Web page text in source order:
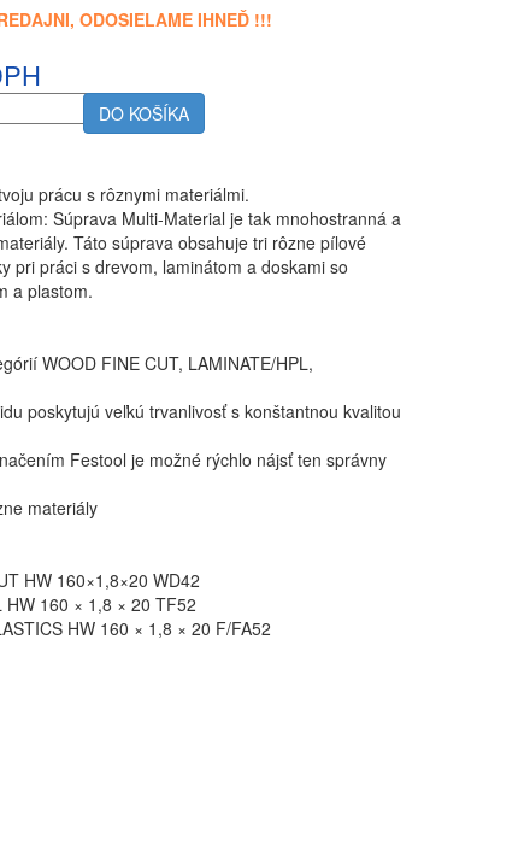
ODOSIELAME IHNEĎ !!!
DO KOŠÍKA
prácu s rôznymi materiálmi.
Súprava Multi-Material je tak mnohostranná a
Táto súprava obsahuje tri rôzne pílové
pri práci s drevom, laminátom a doskami so
a plastom.
​WOOD FINE CUT, LAMINATE/HPL,
poskytujú veľkú trvanlivosť s konštantnou kvalitou
Festool je možné rýchlo nájsť ten správny
materiály
HW 160×1,8×20 WD42
160 × 1,8 × 20 TF52
HW 160 × 1,8 × 20 F/FA52